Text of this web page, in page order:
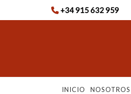
+34 915 632 959
INICIO NOSOTROS